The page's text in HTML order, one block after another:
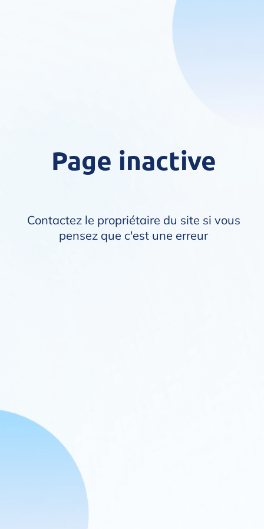
Page inactive
Contactez le propriétaire du site si vous
pensez que c'est une erreur